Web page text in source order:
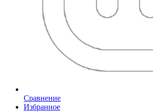
Сравнение
Избранное